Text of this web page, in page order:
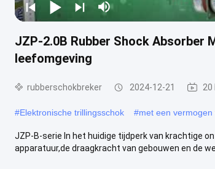
JZP-2.0B Rubber Shock Absorber
leefomgeving
rubberschokbreker 2024-12-21 20
#Elektronische trillingsschok #met een
JZP-B-serie In het huidige tijdperk van krachtige
apparatuur,de draagkracht van gebouwen en de